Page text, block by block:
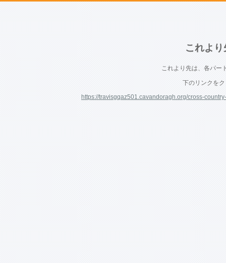
これよ
これより先は、各パー
下のリンクを
https://travisgqaz501.cavandoragh.org/cross-